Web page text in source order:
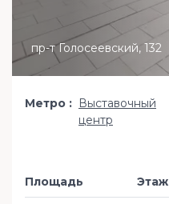
пр-т Голосеевский, 132
Метро
Выставочный
центр
Площадь Этаж